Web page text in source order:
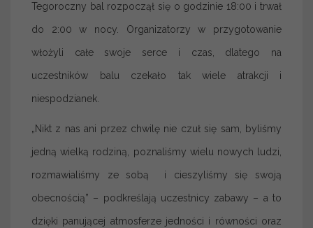
Tegoroczny bal rozpoczął się o godzinie 18:00 i trwał
do 2:00 w nocy. Organizatorzy w przygotowanie
włożyli całe swoje serce i czas, dlatego na
uczestników balu czekało tak wiele atrakcji i
niespodzianek.
„Nikt z nas ani przez chwilę nie czuł się sam, byliśmy
jedną wielką rodziną, poznaliśmy wielu nowych ludzi,
rozmawialiśmy ze sobą i cieszyliśmy się swoją
obecnością” – podkreślają uczestnicy zabawy – a to
dzięki panującej atmosferze jedności i równości oraz